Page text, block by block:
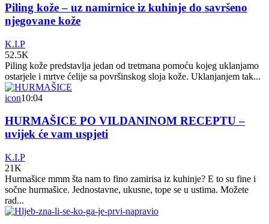
Piling kože – uz namirnice iz kuhinje do savršeno
njegovane kože
K.I.P
52.5K
Piling kože predstavlja jedan od tretmana pomoću kojeg uklanjamo
ostarjele i mrtve ćelije sa površinskog sloja kože. Uklanjanjem tak...
icon10:04
HURMAŠICE PO VILDANINOM RECEPTU –
uvijek će vam uspjeti
K.I.P
21K
Hurmašice mmm šta nam to fino zamirisa iz kuhinje? E to su fine i
sočne hurmašice. Jednostavne, ukusne, tope se u ustima. Možete
rad...